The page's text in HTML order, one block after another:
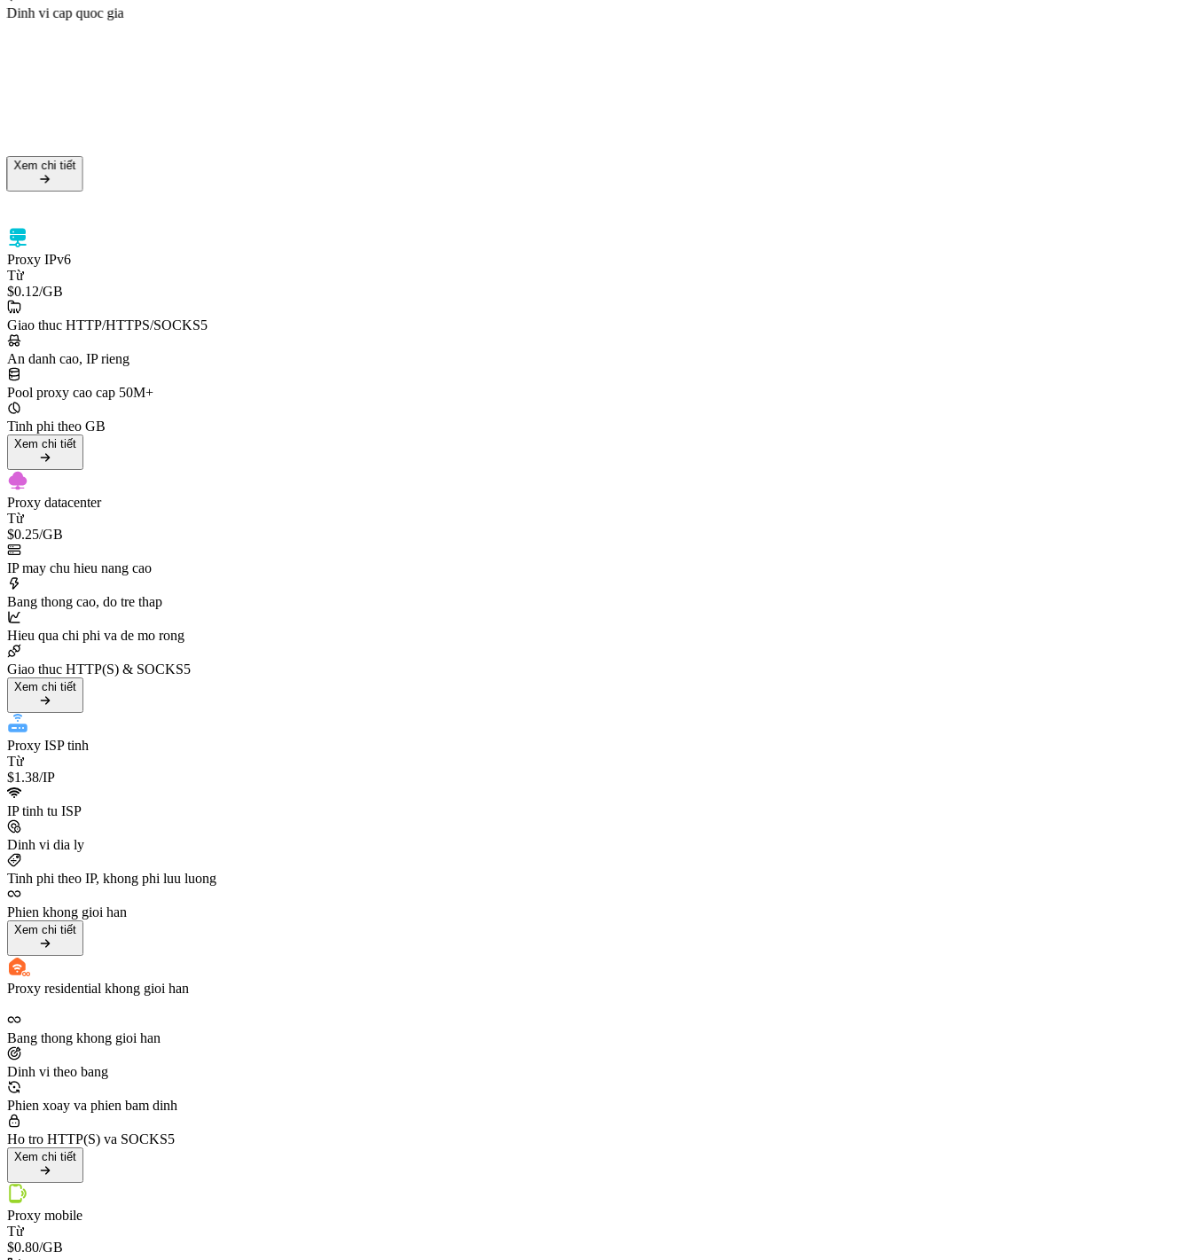
Dinh vi cap quoc gia
Xem chi tiết
Proxy IPv6
Từ
$0.12/GB
Giao thuc HTTP/HTTPS/SOCKS5
An danh cao, IP rieng
Pool proxy cao cap 50M+
Tinh phi theo GB
Xem chi tiết
Proxy datacenter
Từ
$0.25/GB
IP may chu hieu nang cao
Bang thong cao, do tre thap
Hieu qua chi phi va de mo rong
Giao thuc HTTP(S) & SOCKS5
Xem chi tiết
Proxy ISP tinh
Từ
$1.38/IP
IP tinh tu ISP
Dinh vi dia ly
Tinh phi theo IP, khong phi luu luong
Phien khong gioi han
Xem chi tiết
Proxy residential khong gioi han
Bang thong khong gioi han
Dinh vi theo bang
Phien xoay va phien bam dinh
Ho tro HTTP(S) va SOCKS5
Xem chi tiết
Proxy mobile
Từ
$0.80/GB